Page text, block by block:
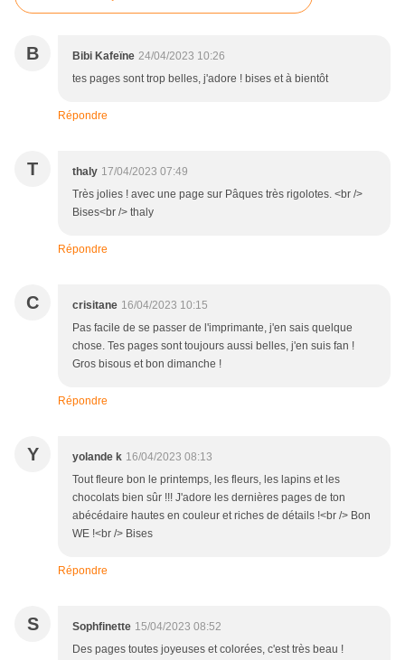
B Bibi Kafeïne 24/04/2023 10:26
tes pages sont trop belles, j'adore ! bises et à bientôt
Répondre
T thaly 17/04/2023 07:49
Très jolies ! avec une page sur Pâques très rigolotes. <br />
Bises<br /> thaly
Répondre
C crisitane 16/04/2023 10:15
Pas facile de se passer de l'imprimante, j'en sais quelque
chose. Tes pages sont toujours aussi belles, j'en suis fan !
Gros bisous et bon dimanche !
Répondre
Y yolande k 16/04/2023 08:13
Tout fleure bon le printemps, les fleurs, les lapins et les
chocolats bien sûr !!! J'adore les dernières pages de ton
abécédaire hautes en couleur et riches de détails !<br /> Bon
WE !<br /> Bises
Répondre
S Sophfinette 15/04/2023 08:52
Des pages toutes joyeuses et colorées, c'est très beau !